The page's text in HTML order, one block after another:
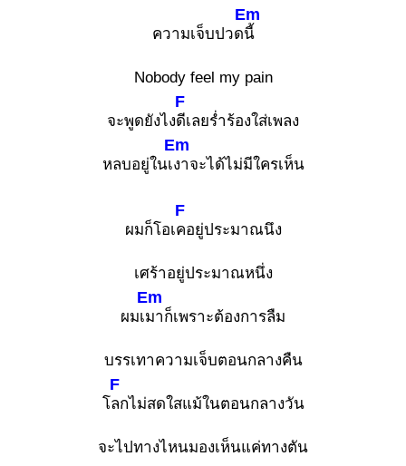
ความเจ็บปวด
Em
นี้
Nobody feel my pain
จะพูดยังไง
F
ดีเลยร่ำร้องใส่เพลง
หลบอยู่ในเ
Em
งาจะได้ไม่มีใครเห็น
ผมก็โอเ
F
คอยู่ประมาณนึง
เศร้าอยู่ประมาณหนึ่ง
ผมเ
Em
มาก็เพราะต้องการลืม
บรรเทาความเจ็บตอนกลางคืน
โ
F
ลกไม่สดใสแม้ในตอนกลางวัน
จะไปทางไหนมองเห็นแค่ทางตัน